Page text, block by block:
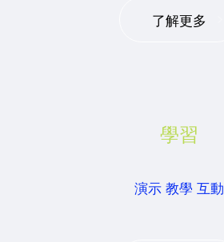
了解更多
學習
演示 教學 互動